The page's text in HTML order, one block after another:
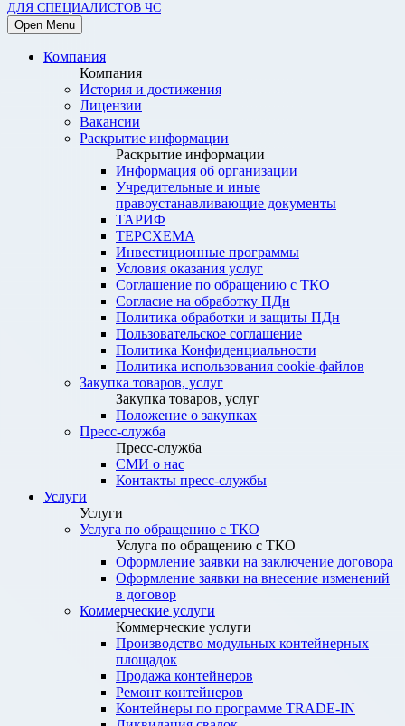
ДЛЯ СПЕЦИАЛИСТОВ ЧС
Open Menu
Компания
Компания
История и достижения
Лицензии
Вакансии
Раскрытие информации
Раскрытие информации
Информация об организации
Учредительные и иные
правоустанавливающие документы
ТАРИФ
ТЕРСХЕМА
Инвестиционные программы
Условия оказания услуг
Соглашение по обращению с ТКО
Согласие на обработку ПДн
Политика обработки и защиты ПДн
Пользовательское соглашение
Политика Конфиденциальности
Политика использования cookie-файлов
Закупка товаров, услуг
Закупка товаров, услуг
Положение о закупках
Пресс-служба
Пресс-служба
СМИ о нас
Контакты пресс-службы
Услуги
Услуги
Услуга по обращению с ТКО
Услуга по обращению с ТКО
Оформление заявки на заключение договора
Оформление заявки на внесение изменений
в договор
Коммерческие услуги
Коммерческие услуги
Производство модульных контейнерных
площадок
Продажа контейнеров
Ремонт контейнеров
Контейнеры по программе TRADE-IN